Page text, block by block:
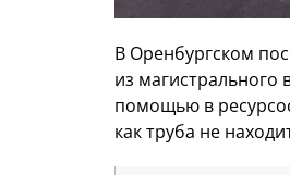
В Оренбургском
из
помощью в
как труба не